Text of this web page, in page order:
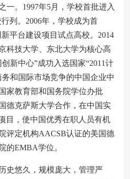
一。1997年5月，学校首批进入
列。2006年，学校成为首
平台建设项目试点高校。2014
科技大学、东北大学为核心高
新中心”成功入选国家“2011计
和国际市场竞争的中国企业中
家教育部和国务院学位办批
德克萨斯大学合作，在中国实
目，使中国优秀在职人员有机
评定机构AACSB认证的美国德
的EMBA学位。
悠久，规模庞大，管理严